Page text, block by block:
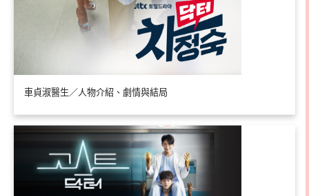
車貞淑醫生／人物介紹、劇情與結局